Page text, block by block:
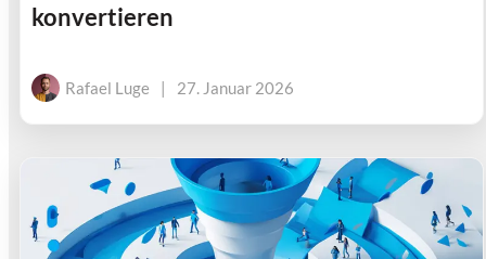
konvertieren
Rafael Luge | 27. Januar 2026